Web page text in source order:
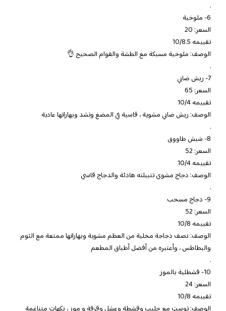
.
6- ملوخية
السعر: 20
تقييمه 10/8.5
الوصف: ملوخية مسبكة مع الطشة والقوام الصحيح 👌
.
7- ريش ضاني
السعر: 65
تقييمه 10/4
الوصف: ريش ضاني مشوية ، قاسية في المضغ وتشد وبهاراتها عادية
.
8- شيش طاووق
السعر: 52
تقييمه 10/4
الوصف: دجاج مشوي تتبيلته هادئة والدجاج قاسي
.
9- دجاج مسحب
السعر: 52
تقييمه 10/8
الوصف: نصف دجاجة مخلية من العظم مشوية وبهاراتها ممتعة مع الثوم
والبطاطس ، وأعتبره من أفضل أطباق المطعم
.
10- قشطلية بالموز
السعر: 24
تقييمه 10/8